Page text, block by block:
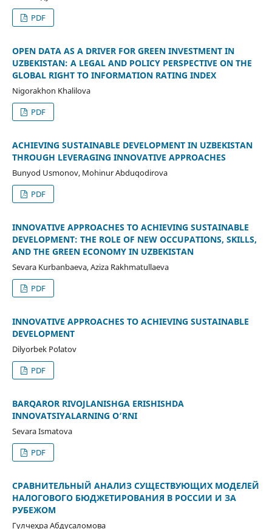
PDF
OPEN DATA AS A DRIVER FOR GREEN INVESTMENT IN
UZBEKISTAN: A LEGAL AND POLICY PERSPECTIVE ON THE
GLOBAL RIGHT TO INFORMATION RATING INDEX
Nigorakhon Khalilova
PDF
ACHIEVING SUSTAINABLE DEVELOPMENT IN UZBEKISTAN
THROUGH LEVERAGING INNOVATIVE APPROACHES
Bunyod Usmonov, Mohinur Abduqodirova
PDF
INNOVATIVE APPROACHES TO ACHIEVING SUSTAINABLE
DEVELOPMENT: THE ROLE OF NEW OCCUPATIONS, SKILLS,
AND THE GREEN ECONOMY IN UZBEKISTAN
Sevara Kurbanbaeva, Aziza Rakhmatullaeva
PDF
INNОVАTIVE АPPRОАCHES TО АCHIEVING SUSTАINАBLE
DEVELОPMENT
Dilyorbek Poʻlatov
PDF
BARQAROR RIVOJLANISHGA ERISHISHDA
INNOVATSIYALARNING O‘RNI
Sevara Ismatova
PDF
СРАВНИТЕЛЬНЫЙ АНАЛИЗ СУЩЕСТВУЮЩИХ МОДЕЛЕЙ
НАЛОГОВОГО БЮДЖЕТИРОВАНИЯ В РОССИИ И ЗА
РУБЕЖОМ
Гулчеҳра Абдусаломова